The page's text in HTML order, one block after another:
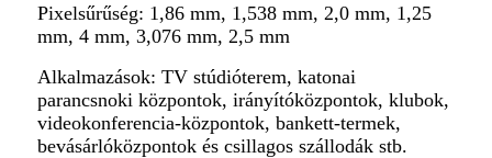
Pixelsűrűség: 1,86 mm, 1,538 mm, 2,0 mm, 1,25
mm, 4 mm, 3,076 mm, 2,5 mm
Alkalmazások: TV stúdióterem, katonai
parancsnoki központok, irányítóközpontok, klubok,
videokonferencia-központok, bankett-termek,
bevásárlóközpontok és csillagos szállodák stb.